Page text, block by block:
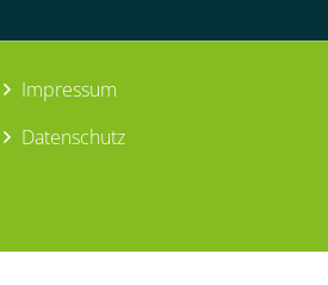
Impressum
Datenschutz